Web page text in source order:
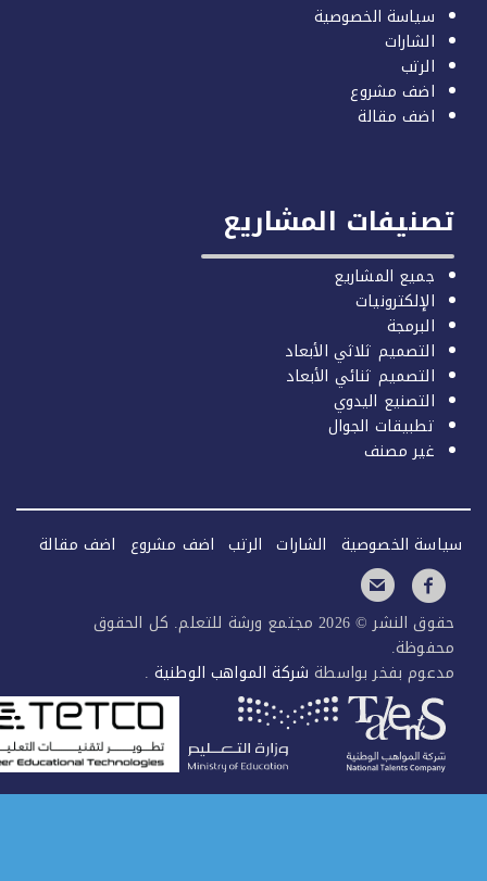
سياسة الخصوصية
الشارات
الرتب
اضف مشروع
اضف مقالة
المشاريع
جميع المشاريع
الإلكترونيات
البرمجة
التصميم ثلاثي الأبعاد
التصميم ثنائي الأبعاد
التصنيع اليدوي
تطبيقات الجوال
غير مصنف
الخصوصية الشارات الرتب اضف مشروع اضف مقالة
حقوق النشر © 2026 مجتمع ورشة للتعلم. كل الحقوق
بفخر بواسطةشركة المواهب الوطنية.